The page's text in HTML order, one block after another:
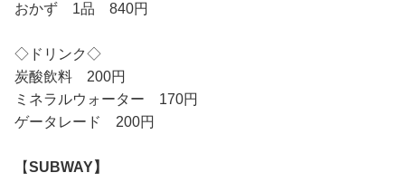
おかず 1品 840円
◇ドリンク◇
炭酸飲料 200円
ミネラルウォーター 170円
ゲータレード 200円
【SUBWAY】